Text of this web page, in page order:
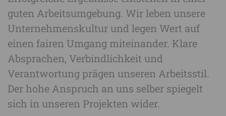
guten Arbeitsumgebung. Wir leben unsere
Unternehmenskultur und legen Wert auf
einen fairen Umgang miteinander. Klare
Absprachen, Verbindlichkeit und
Verantwortung prägen unseren Arbeitsstil.
Der hohe Anspruch an uns selber spiegelt
sich in unseren Projekten wider.